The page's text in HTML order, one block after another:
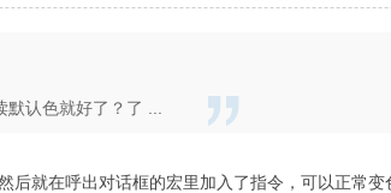
认色就好了？了 ...
后就在呼出对话框的宏里加入了指令，可以正常